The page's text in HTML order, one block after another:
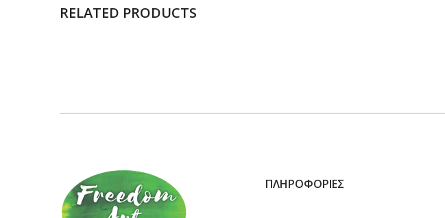
RELATED PRODUCTS
ΠΛΗΡΟΦΟΡΊΕΣ